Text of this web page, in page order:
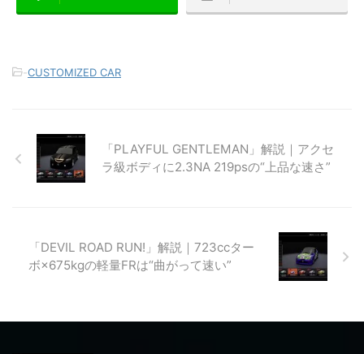
-CUSTOMIZED CAR
「PLAYFUL GENTLEMAN」解説｜アクセ
ラ級ボディに2.3NA 219psの“上品な速さ”
「DEVIL ROAD RUN!」解説｜723ccター
ボ×675kgの軽量FRは“曲がって速い”